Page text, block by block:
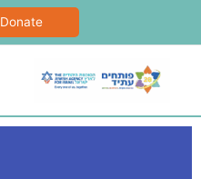
Donate | תרומה